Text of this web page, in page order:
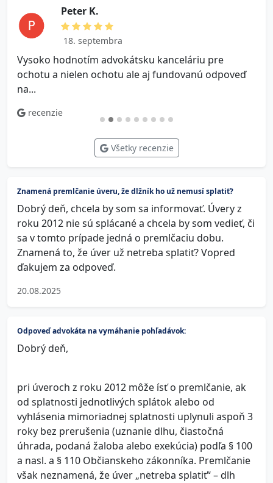
P e t e r K.
18. septembra
Vysoko hodnotím advokátsku kanceláriu pre
ochotu a nielen ochotu ale aj fundovanú odpoveď
na...
recenzie
Všetky recenzie
Znamená premlčanie úveru, že dlžník ho už nemusí splatiť?
Dobrý deň, chcela by som sa informovať. Úvery z
roku 2012 nie sú splácané a chcela by som vedieť, či
sa v tomto prípade jedná o premlčaciu dobu.
Znamená to, že úver už netreba splatiť? Vopred
ďakujem za odpoveď.
20.08.2025
Odpoveď advokáta na vymáhanie pohľadávok:
Dobrý deň,
pri úveroch z roku 2012 môže ísť o premlčanie, ak
od splatnosti jednotlivých splátok alebo od
vyhlásenia mimoriadnej splatnosti uplynuli aspoň 3
roky bez prerušenia (uznanie dlhu, čiastočná
úhrada, podaná žaloba alebo exekúcia) podľa § 100
a nasl. a § 110 Občianskeho zákonníka. Premlčanie
však neznamená, že úver „netreba splatiť“ – dlh